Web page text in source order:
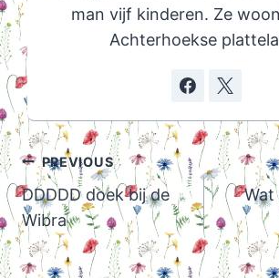
man vijf kinderen. Ze
Achterhoekse
Post
navigation
PREVIOUS
DDDDD doek bij de
Wibra
Wat